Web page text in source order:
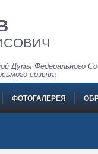
Думы Федерального
созыва
ФОТОГАЛЕРЕЯ